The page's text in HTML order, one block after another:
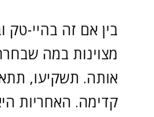
בין אם זה בהיי-
מצוינות במה
אותה. תשקיעו,
קדימה. האחריות